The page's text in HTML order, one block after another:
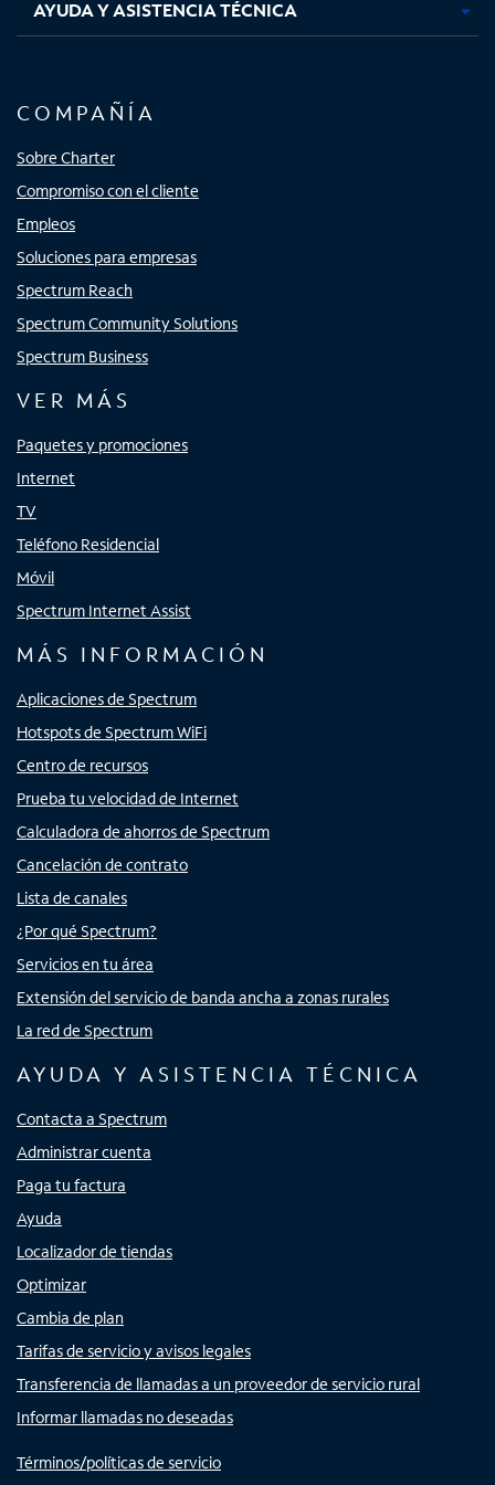
AYUDA Y ASISTENCIA TÉCNICA
COMPAÑÍA
Sobre Charter
Compromiso con el cliente
Empleos
Soluciones para empresas
Spectrum Reach
Spectrum Community Solutions
Spectrum Business
VER MÁS
Paquetes y promociones
Internet
TV
Teléfono Residencial
Móvil
Spectrum Internet Assist
MÁS INFORMACIÓN
Aplicaciones de Spectrum
Hotspots de Spectrum WiFi
Centro de recursos
Prueba tu velocidad de Internet
Calculadora de ahorros de Spectrum
Cancelación de contrato
Lista de canales
¿Por qué Spectrum?
Servicios en tu área
Extensión del servicio de banda ancha a zonas rurales
La red de Spectrum
AYUDA Y ASISTENCIA TÉCNICA
Contacta a Spectrum
Administrar cuenta
Paga tu factura
Ayuda
Localizador de tiendas
Optimizar
Cambia de plan
Tarifas de servicio y avisos legales
Transferencia de llamadas a un proveedor de servicio rural
Informar llamadas no deseadas
Términos/políticas de servicio